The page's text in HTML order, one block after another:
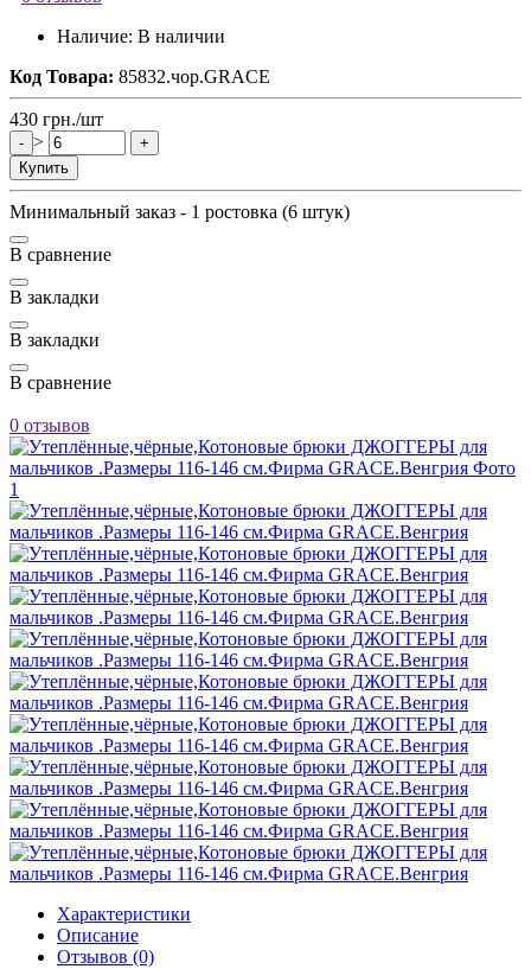
Наличие: В наличии
Код Товара: 85832.чор.GRACE
430 грн./шт
- >
+
Купить
Минимальный заказ - 1 ростовка (6 штук)
В сравнение
В закладки
В закладки
В сравнение
0 отзывов
Характеристики
Описание
Отзывов (0)